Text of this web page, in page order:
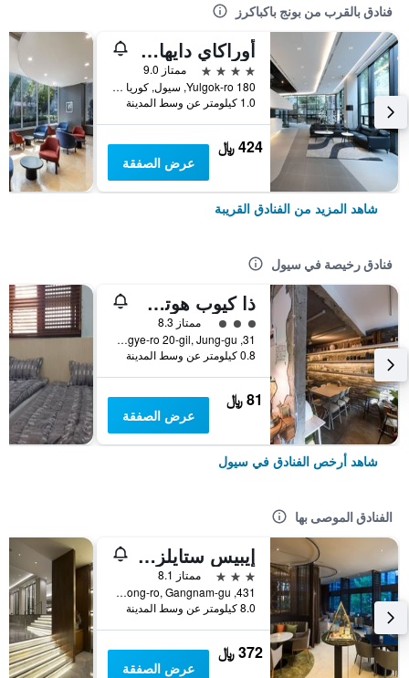
فنادق بالقرب من بونج باكباكرز
أوراكاي دايهاكرو هوتل، بي دبليو سيجنيتشر كوليكشن
4 نجوم
ممتاز 9.0
180 Yulgok-ro, سيول, كوريا الجنوبية
1.0 كيلومتر عن وسط المدينة
424 ﷼
عرض الصفقة
شاهد المزيد من الفنادق القريبة
فنادق رخيصة في سيول
ذا كيوب هوتل - دار ضيافة
تقييم فئة 3ممتاز 8.3
31, Toegye-ro 20-gil, Jung-gu, سيول, كوريا الجنوبية
0.8 كيلومتر عن وسط المدينة
81 ﷼
عرض الصفقة
شاهد أرخص الفنادق في سيول
الفنادق الموصى بها
إيبيس ستايلز أمباسادور سيول غانغنام
3 نجوم
ممتاز 8.1
431, Samseong-ro, Gangnam-gu, سيول, كوريا الجنوبية
8.0 كيلومتر عن وسط المدينة
372 ﷼
عرض الصفقة